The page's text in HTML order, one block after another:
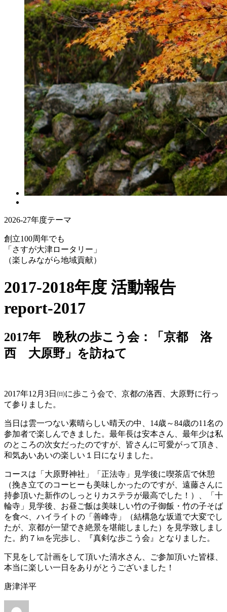
2026-27年度テーマ
創立100周年でも
「さすが大津ロータリー」
（楽しみながら地域貢献）
2017-2018年度 活動報告
report-2017
2017年 晩秋の歩こう会：「京都 洛
西 大原野」を訪ねて
2017年12月3日㈰に歩こう会で、京都の洛西、大原野に行っ
て参りました。
当日は雲一つない素晴らしい晴天の中、14歳～84歳の11名の
参加者で楽しんできました。最年長は安本さん、最年少は私
のところの次女だったのですが、皆さんに可愛がって頂き、
和気あいあいの楽しい１日になりました。
コースは「大原野神社」「正法寺」見学後に喫茶店で休憩
（挽き立てのコーヒーも美味しかったのですが、遠藤さんに
持参頂いた新作のしっとりカステラが最高でした！）、「十
輪寺」見学後、お昼ご飯は美味しい竹の子御飯・竹の子そば
を食べ、ハイライトの「善峰寺」（結構急な坂道で大変でし
たが、京都が一望でき絶景を堪能しました）を見学致しまし
た。約７㎞を完歩し、『真剣な歩こう会』となりました。
下見をして計画をして頂いた清水さん、ご参加頂いた皆様、
本当に楽しい一日をありがとうございました！
唐津洋平